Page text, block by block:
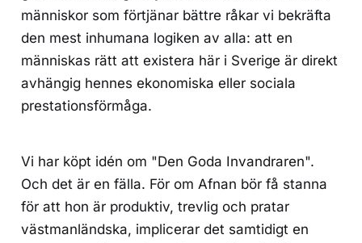
människor som förtjänar bättre råkar vi bekräfta
den mest inhumana logiken av alla: att en
människas rätt att existera här i Sverige är direkt
avhängig hennes ekonomiska eller sociala
prestationsförmåga.
Vi har köpt idén om "Den Goda Invandraren".
Och det är en fälla. För om Afnan bör få stanna
för att hon är produktiv, trevlig och pratar
västmanländska, implicerar det samtidigt en